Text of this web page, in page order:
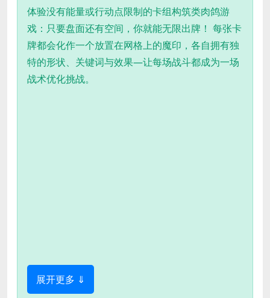
体验没有能量或行动点限制的卡组构筑类肉鸽游
戏：只要盘面还有空间，你就能无限出牌！ 每张卡
牌都会化作一个放置在网格上的魔印，各自拥有独
特的形状、关键词与效果—让每场战斗都成为一场
战术优化挑战。
展开更多 ⇓